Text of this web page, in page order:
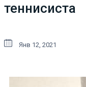
теннисиста
Янв 12, 2021